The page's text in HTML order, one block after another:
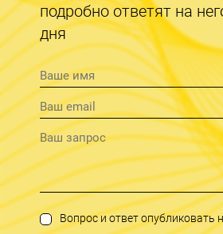
подробно ответят на
дня
Вопрос и ответ опубликовать